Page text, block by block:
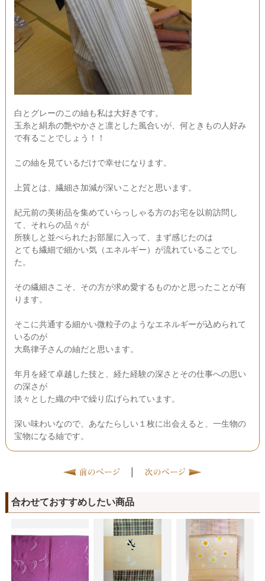
白とグレーのこの紬も私は大好きです。
玉糸と絹糸の艶やかさと凛とした風合いが、何ときもの人好み
で有ることでしょう！！
この紬を見ているだけで幸せになります。
上質とは、繊細さ加減が深いことだと思います。
紀元前の美術品を集めていらっしゃる方のお宅を以前訪問し
て、それらの品々が
所狭しと並べられたお部屋に入って、まず感じたのは
とても繊細で細かい気（エネルギー）が流れていることでし
た。
その繊細さこそ、その方が求め愛するものかと思ったことが有
ります。
そこに共通する細かい微粒子のようなエネルギーが込められて
いるのが
大島律子さんの紬だと思います。
年月を経て卓越した技と、経た経験の深さとその仕事への思い
の深さが
淡々とした織の中で繰り広げられています。
深い味わいなので、あなたらしい１枚に出会えると、一生物の
宝物になる紬です。
|
合わせておすすめしたい商品